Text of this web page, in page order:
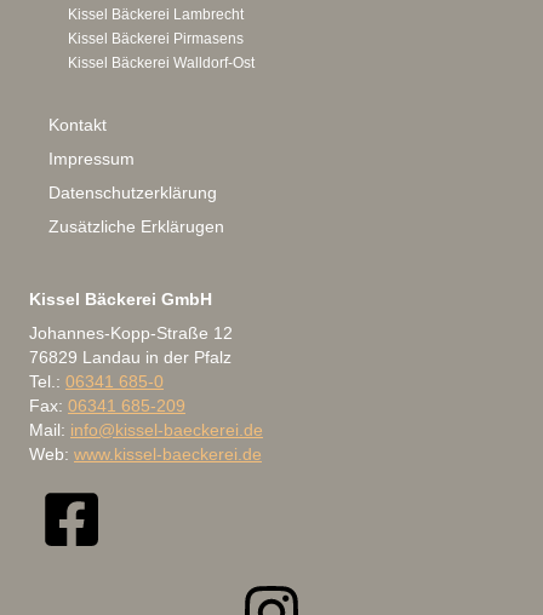
Kissel Bäckerei Lambrecht
Kissel Bäckerei Pirmasens
Kissel Bäckerei Walldorf-Ost
Kontakt
Impressum
Datenschutzerklärung
Zusätzliche Erklärugen
Kissel Bäckerei GmbH
Johannes-Kopp-Straße 12
76829 Landau in der Pfalz
Tel.: 06341 685-0
Fax: 06341 685-209
Mail: info@kissel-baeckerei.de
Web: www.kissel-baeckerei.de